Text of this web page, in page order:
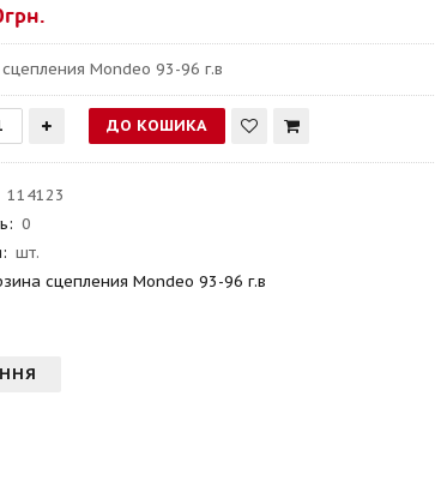
Mondeo 93-96 г.в
114123
0
шт.
сцепления Mondeo 93-96 г.в